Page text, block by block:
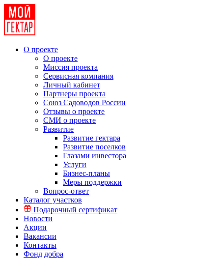
О проекте
О проекте
Миссия проекта
Сервисная компания
Личный кабинет
Партнеры проекта
Союз Садоводов России
Отзывы о проекте
СМИ о проекте
Развитие
Развитие гектара
Развитие поселков
Глазами инвестора
Услуги
Бизнес-планы
Меры поддержки
Вопрос-ответ
Каталог участков
Подарочный сертификат
Новости
Акции
Вакансии
Контакты
Фонд добра